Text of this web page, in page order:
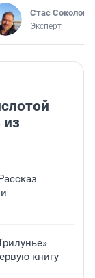
Стас Соколов
Эксперт
книгу